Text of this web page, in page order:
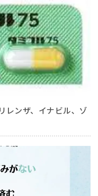
レンザ、イナビル、ゾ